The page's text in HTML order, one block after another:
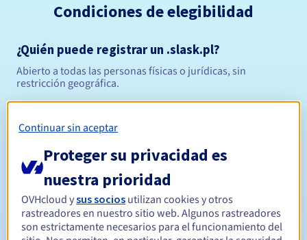
Condiciones de elegibilidad
¿Quién puede registrar un .slask.pl?
Abierto a todas las personas físicas o jurídicas, sin
restricción geográfica.
Período de registro
Período de renovación Entre 1 y 10 años
Continuar sin aceptar
Proteger su privacidad es
nuestra prioridad
OVHcloud ysus socios utilizan cookies y otros
rastreadores en nuestro sitio web. Algunos rastreadores
son estrictamente necesarios para el funcionamiento del